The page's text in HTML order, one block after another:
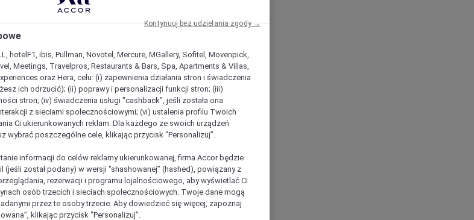
hotelF1, ibis, Pullman, Novotel, Mercure, MGallery, Sofitel, Movenpick,
Meetings, Travelpros, Restaurants & Bars, Spa, Apartments & Villas,
oraz Hera, celu: (i) zapewnienia działania stron i świadczenia
ich odrzucić); (ii) poprawy i personalizacji funkcji stron; (iii)
stron; (iv) świadczenia usługi "cashback”, jeśli została ona
z sieciami społecznościowymi; (vi) ustalenia profilu Twoich
Ci ukierunkowanych reklam. Dla każdego ze swoich urządzeń
wybrać poszczególne cele, klikając przycisk "Personalizuj”.
informacji do celów reklamy ukierunkowanej, firma Accor będzie
(jeśli został podany) w wersji "shashowanej” (hashed), powiązany z
rezerwacji i programu lojalnościowego, aby wyświetlać Ci
osób trzecich i sieciach społecznościowych. Twoje dane mogą
przez te osoby trzecie. Aby dowiedzieć się więcej, zapoznaj
klikając przycisk "Personalizuj”.
Kontynuuj bez udzielania zgody →